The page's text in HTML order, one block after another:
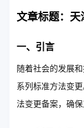
文章标题：
一、引言
随着社会的发展
系列标准方法变
法变更备案，确